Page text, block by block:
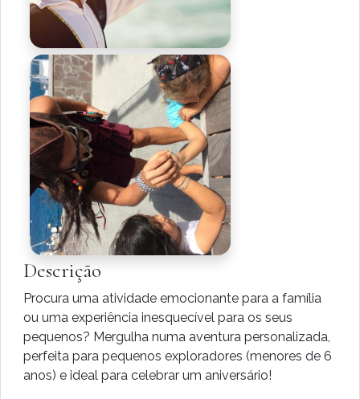
Descrição
Procura uma atividade emocionante para a família
ou uma experiência inesquecível para os seus
pequenos? Mergulha numa aventura personalizada,
perfeita para pequenos exploradores (menores de 6
anos) e ideal para celebrar um aniversário!